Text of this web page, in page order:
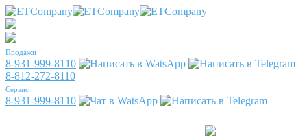
Продажи
8-931-999-8110
8-812-272-8110
Сервис
8-931-999-8110